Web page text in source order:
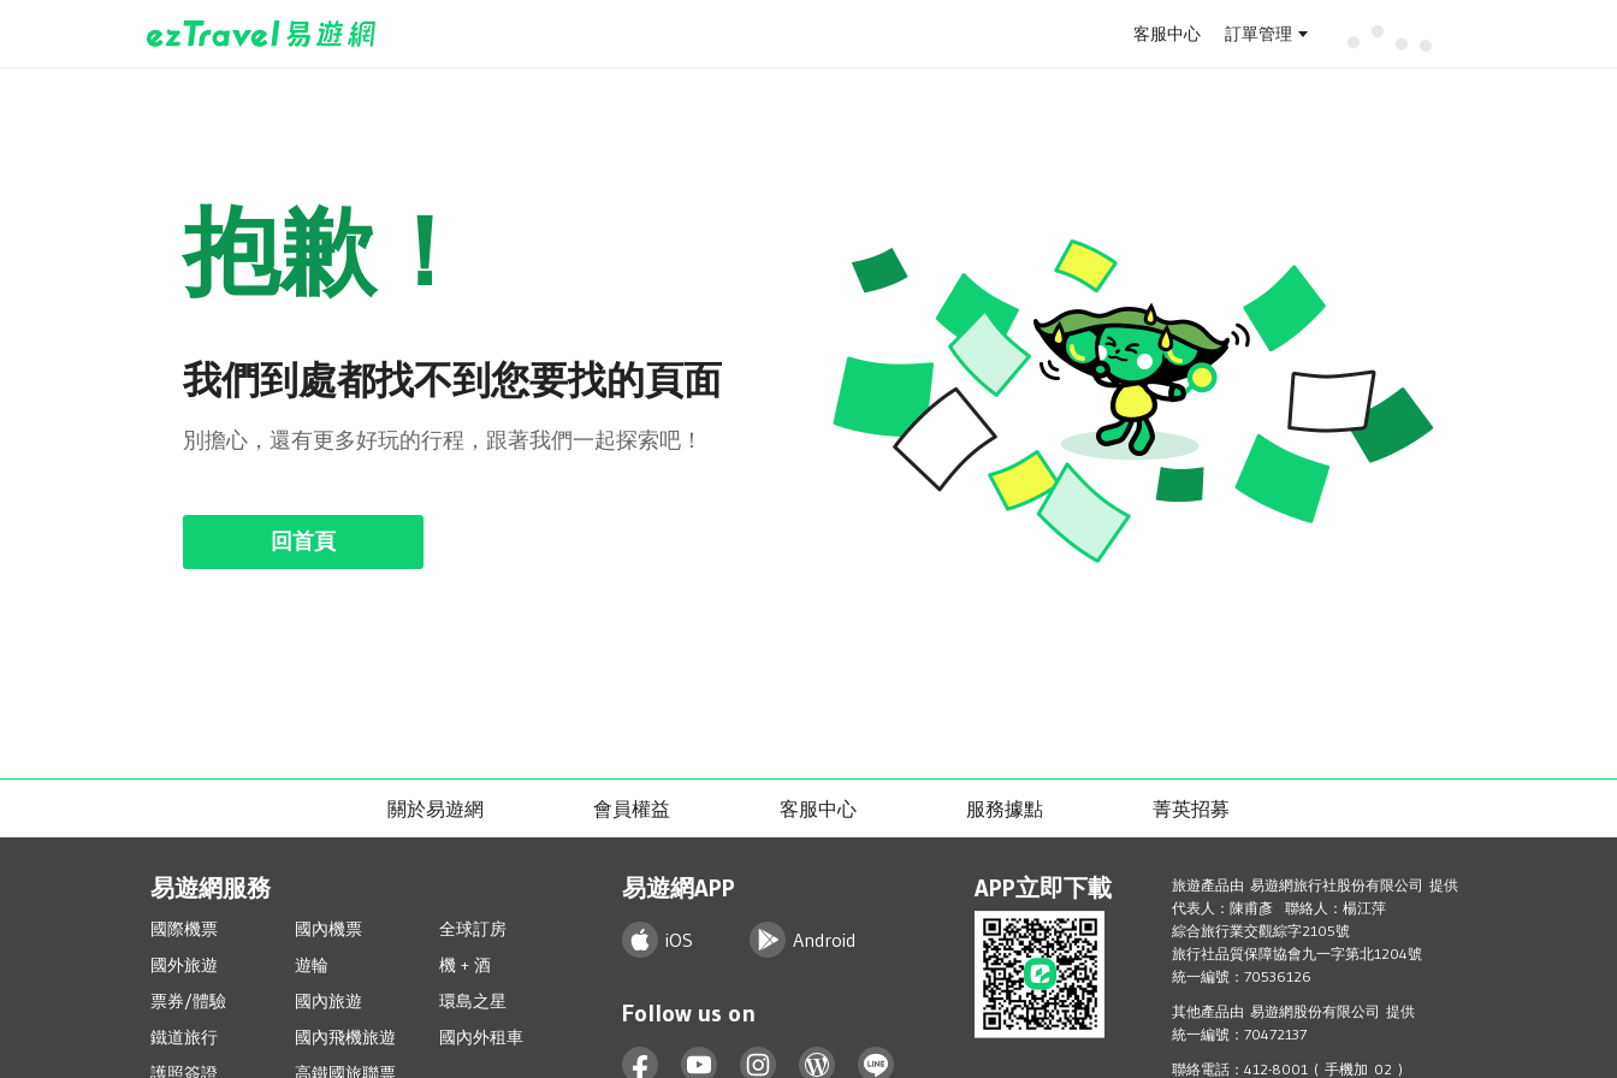
客服中心 訂單管理
抱歉！
我們到處都找不到您要找的頁面
別擔心，還有更多好玩的行程，跟著我們一起探索吧！
回首頁
關於易遊網 會員權益 客服中心 服務據點 菁英招募
易遊網服務
國際機票 國內機票
全球訂房
國外旅遊
遊輪
機 + 酒
票券/體驗
國內旅遊
環島之星
鐵道旅行
國內飛機旅遊
國內外租車
護照簽證
高鐵國旅聯票
易遊網APP
iOS Android
Follow us on
APP立即下載
旅遊產品由 易遊網旅行社股份有限公司 提供
代表人：陳甫彥 聯絡人：楊江萍
綜合旅行業交觀綜字2105號
旅行社品質保障協會九一字第北1204號
統一編號：70536126
其他產品由 易遊網股份有限公司 提供
統一編號：70472137
聯絡電話：412-8001 ( 手機加 02 )